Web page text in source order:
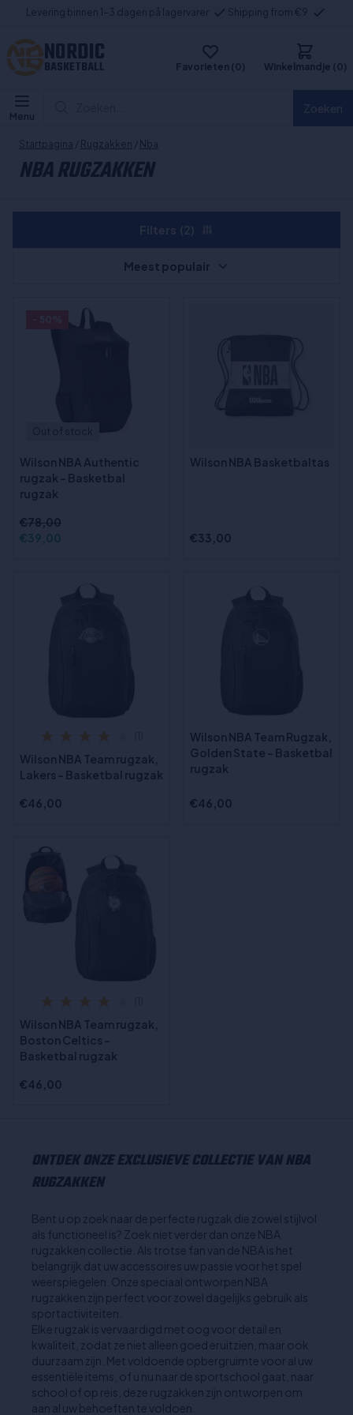
Levering binnen 1-3 dagen på lagervarer Shipping from €9
NORDIC
BASKETBALL Favorieten (0) Winkelmandje (0)
Menu
Startpagina / Rugzakken / Nba
NBA RUGZAKKEN
Wilson NBA Authentic
rugzak - Basketbal
rugzak
€78,00
€39,00
Wilson NBA Basketbaltas
€33,00
Wilson NBA Team rugzak,
Lakers - Basketbal rugzak
€46,00
Wilson NBA Team Rugzak,
Golden State - Basketbal
rugzak
€46,00
Wilson NBA Team rugzak,
Boston Celtics -
Basketbal rugzak
€46,00
Meest populair
ONTDEK ONZE EXCLUSIEVE COLLECTIE VAN NBA
RUGZAKKEN
Bent u op zoek naar de perfecte rugzak die zowel stijlvol
als functioneel is? Zoek niet verder dan onze NBA
rugzakken collectie. Als trotse fan van de NBA is het
belangrijk dat uw accessoires uw passie voor het spel
weerspiegelen. Onze speciaal ontworpen NBA
rugzakken zijn perfect voor zowel dagelijks gebruik als
sportactiviteiten.
Elke rugzak is vervaardigd met oog voor detail en
kwaliteit, zodat ze niet alleen goed eruitzien, maar ook
duurzaam zijn. Met voldoende opbergruimte voor al uw
essentiële items, of u nu naar de sportschool gaat, naar
school of op reis, deze rugzakken zijn ontworpen om
aan al uw behoeften te voldoen.